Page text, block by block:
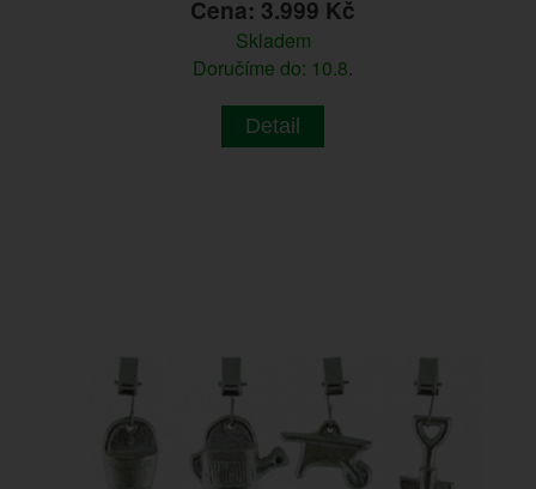
Cena: 3.999 Kč
Skladem
Doručíme do: 10.8.
Detail